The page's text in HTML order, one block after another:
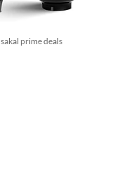
sakal prime deals